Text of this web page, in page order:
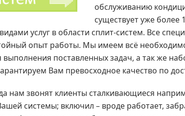
обслуживанию
существует уже более
услуг в области сплит-систем. Все
опыт работы. Мы имеем всё
поставленных задач, а так же
Вам превосходное качество по
нам звонят клиенты сталкивающиеся
системы; включил – вроде работает,